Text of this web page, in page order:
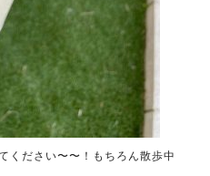
ください〜〜！もちろん散歩中